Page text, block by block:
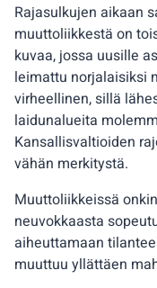
Rajasulkujen aikaan
muuttoliikkestä on
kuvaa, jossa uusille
leimattu norjalaisiksi
virheellinen, sillä
laidunalueita
Kansallisvaltioiden
vähän merkitystä.
Muuttoliikkeissä
neuvokkaasta
aiheuttamaan
muuttuu yllättäen